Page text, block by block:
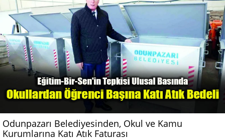
Odunpazarı Belediyesinden, Okul ve Kamu
Kurumlarına Katı Atık Faturası